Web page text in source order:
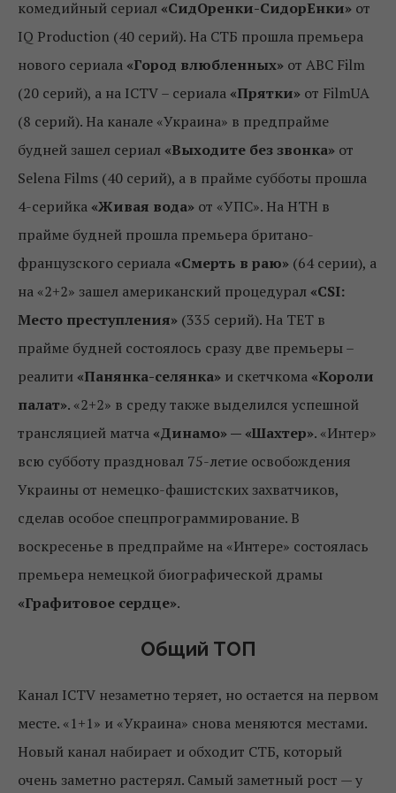
комедийный сериал «СидОренки-СидорЕнки» от
IQ Production (40 серий). На СТБ прошла премьера
нового сериала «Город влюбленных» от ABC Film
(20 серий), а на ICTV – сериала «Прятки» от FilmUA
(8 серий). На канале «Украина» в предпрайме
будней зашел сериал «Выходите без звонка» от
Selena Films (40 серий), а в прайме субботы прошла
4-серийка «Живая вода» от «УПС». На НТН в
прайме будней прошла премьера британо-
французского сериала «Смерть в раю» (64 серии), а
на «2+2» зашел американский процедурал «CSI:
Место преступления» (335 серий). На ТЕТ в
прайме будней состоялось сразу две премьеры –
реалити «Панянка-селянка» и скетчкома «Короли
палат». «2+2» в среду также выделился успешной
трансляцией матча «Динамо» — «Шахтер». «Интер»
всю субботу праздновал 75-летие освобождения
Украины от немецко-фашистских захватчиков,
сделав особое спецпрограммирование. В
воскресенье в предпрайме на «Интере» состоялась
премьера немецкой биографической драмы
«Графитовое сердце».
Общий ТОП
Канал ICTV незаметно теряет, но остается на первом
месте. «1+1» и «Украина» снова меняются местами.
Новый канал набирает и обходит СТБ, который
очень заметно растерял. Самый заметный рост — у